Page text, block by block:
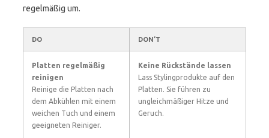
regelmäßig um.
DO DON’T
Platten regelmäßig
reinigen
Reinige die Platten nach
dem Abkühlen mit einem
weichen Tuch und einem
geeigneten Reiniger.
Keine Rückstände lassen
Lass Stylingprodukte auf den
Platten. Sie führen zu
ungleichmäßiger Hitze und
Geruch.